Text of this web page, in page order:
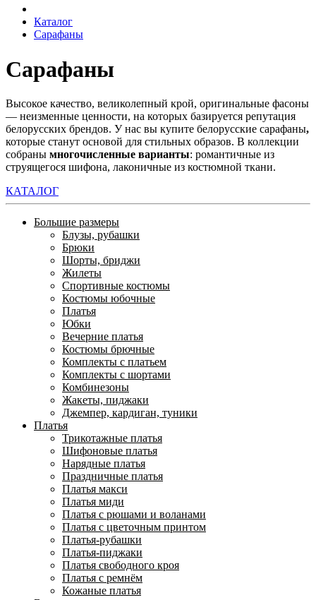
Каталог
Сарафаны
Сарафаны
Высокое качество, великолепный крой, оригинальные фасоны
— неизменные ценности, на которых базируется репутация
белорусских брендов. У нас вы купите белорусские сарафаны,
которые станут основой для стильных образов. В коллекции
собраны многочисленные варианты: романтичные из
струящегося шифона, лаконичные из костюмной ткани.
КАТАЛОГ
Большие размеры
Блузы, рубашки
Брюки
Шорты, бриджи
Жилеты
Спортивные костюмы
Костюмы юбочные
Платья
Юбки
Вечерние платья
Костюмы брючные
Комплекты с платьем
Комплекты с шортами
Комбинезоны
Жакеты, пиджаки
Джемпер, кардиган, туники
Платья
Трикотажные платья
Шифоновые платья
Нарядные платья
Праздничные платья
Платья макси
Платья миди
Платья с рюшами и воланами
Платья с цветочным принтом
Платья-рубашки
Платья-пиджаки
Платья свободного кроя
Платья с ремнём
Кожаные платья